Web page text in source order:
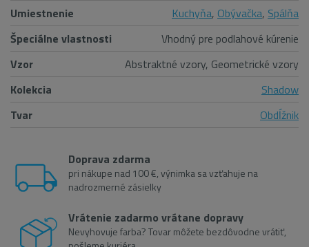
Umiestnenie Kuchyňa, Obývačka, Spálňa
Špeciálne vlastnosti
Vhodný pre podlahové kúrenie
Vzor
Abstraktné vzory, Geometrické vzory
Kolekcia
Shadow
Tvar
Obdĺžnik
Doprava zdarma
pri nákupe nad 100 €, výnimka sa vzťahuje na
nadrozmerné zásielky
Vrátenie zadarmo vrátane dopravy
Nevyhovuje farba? Tovar môžete bezdôvodne vrátiť,